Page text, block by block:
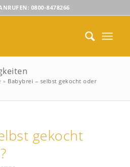
0800-8478266
» Babybrei – selbst gekocht oder
gekocht